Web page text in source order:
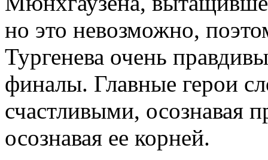
но это невозможно,
Тургенева очень
финалы. Главные герои
счастливыми, осознавая
осознавая ее корней.